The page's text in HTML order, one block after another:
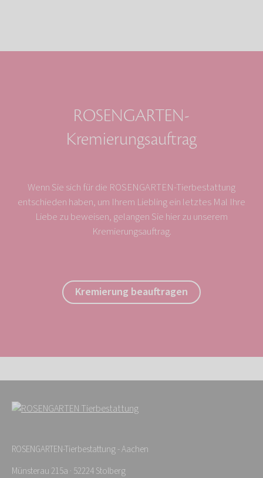
ROSENGARTEN-
Kremierungsauftrag
Wenn Sie sich für die ROSENGARTEN-Tierbestattung
entschieden haben, um Ihrem Liebling ein letztes Mal Ihre
Liebe zu beweisen, gelangen Sie hier zu unserem
Kremierungsauftrag.
Kremierung beauftragen
ROSENGARTEN-Tierbestattung - Aachen
Münsterau 215a · 52224 Stolberg